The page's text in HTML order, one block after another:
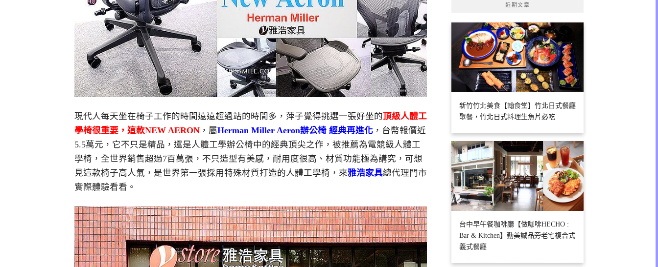
現代人每天坐在椅子工作的時間遠遠超過站的時間多，萍子覺得挑選一張好坐的頂級人體工
學椅很重要，這款NEW AERON ，屬Herman Miller Aeron辦公椅 經典再進化 ，台幣報價近
5.5萬元，它不只是精品，還是人體工學辦公椅中的經典頂尖之作，被推薦為電競級人體工
學椅，全世界銷售超過7百萬張，不只造型有美感，耐用度很高、材質功能極為講究，可想
見這款椅子高人氣，是世界第一張採用特殊材質打造的人體工學椅，來雅浩家具總代理門市
實際體驗看看。
近期文章
新竹竹北美食【翰食堂】竹北日式餐廳
聚餐，竹北日式料理生魚片必吃
台中早午餐咖啡廳【做咖啡HECHO :
Bar & Kitchen】勤美誠品旁老宅複合式
義式餐廳